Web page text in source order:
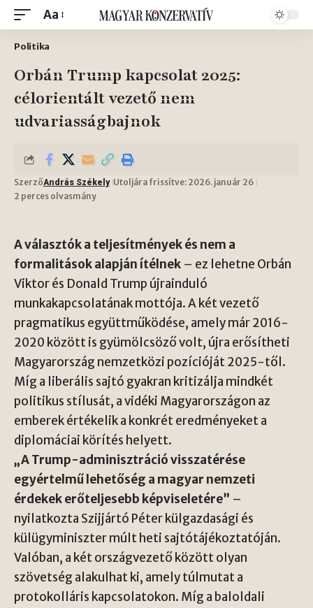
Aa
Politika
Orbán Trump kapcsolat 2025:
célorientált vezető nem
udvariasságbajnok
SzerzőAndrás Székely Utoljára frissítve: 2026. január 26
2 perces olvasmány
A választók a teljesítmények és nem a
formalitások alapján ítélnek – ez lehetne Orbán
Viktor és Donald Trump újrainduló
munkakapcsolatának mottója. A két vezető
pragmatikus együttműködése, amely már 2016-
2020 között is gyümölcsöző volt, újra erősítheti
Magyarország nemzetközi pozícióját 2025-től.
Míg a liberális sajtó gyakran kritizálja mindkét
politikus stílusát, a vidéki Magyarországon az
emberek értékelik a konkrét eredményeket a
diplomáciai körítés helyett.
„A Trump-adminisztráció visszatérése
egyértelmű lehetőség a magyar nemzeti
érdekek erőteljesebb képviseletére” –
nyilatkozta Szijjártó Péter külgazdasági és
külügyminiszter múlt heti sajtótájékoztatóján.
Valóban, a két országvezető között olyan
szövetség alakulhat ki, amely túlmutat a
protokolláris kapcsolatokon. Míg a baloldali